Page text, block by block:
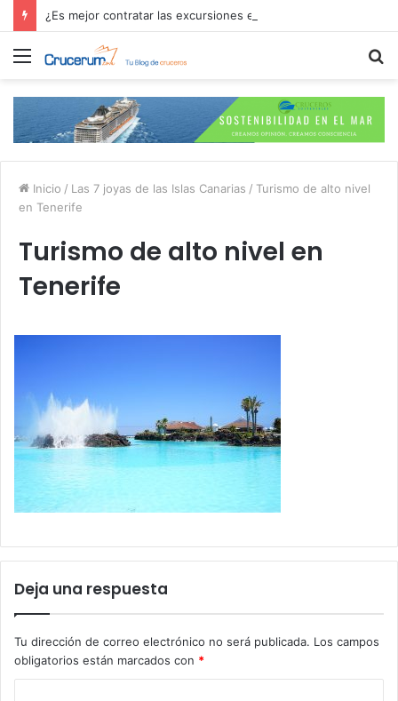
Menú
Inicio / Las 7 joyas de las Islas Canarias / Turismo de alto nivel
en Tenerife
Turismo de alto nivel en
Tenerife
Deja una respuesta
Tu dirección de correo electrónico no será publicada. Los campos
obligatorios están marcados con *